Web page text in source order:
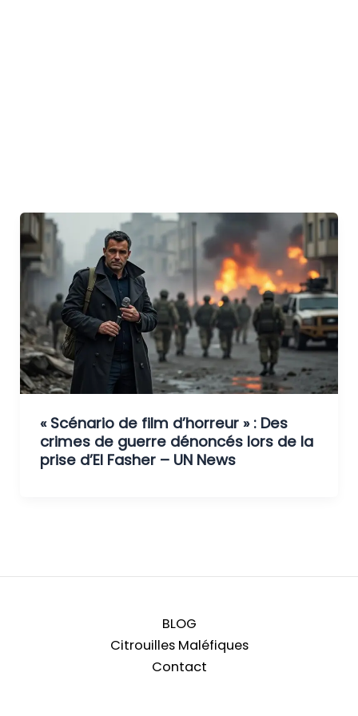
« Scénario de film d’horreur » : Des
crimes de guerre dénoncés lors de la
prise d’El Fasher – UN News
BLOG
Citrouilles Maléfiques
Contact